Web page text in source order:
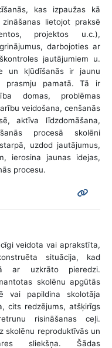
kas izpaužas kā
lietojot praksē
projektos u.c.),
darbojoties ar
jautājumiem u.
un kļūdīšanās ir jaunu
prasmju pamatā. Tā ir
domas, problēmas
veidošana, cenšanās
aktīva līdzdomāšana,
procesā skolēni
uzdod jautājumus,
ierosina jaunas idejas,
procesu.
veidota vai aprakstīta,
situācija, kad
ar uzkrāto pieredzi.
skolēnu apgūtās
vai papildina skolotāja
cits redzējums, atšķirīgs
risināšanas ceļi.
skolēnu reproduktīvās un
sliekšņa. Šādas